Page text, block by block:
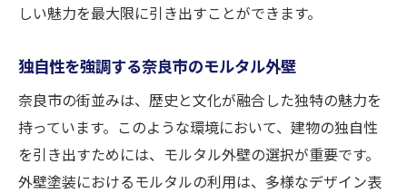
しい魅力を最大限に引き出すことができます。
独自性を強調する奈良市のモルタル外壁
奈良市の街並みは、歴史と文化が融合した独特の魅力を
持っています。このような環境において、建物の独自性
を引き出すためには、モルタル外壁の選択が重要です。
外壁塗装におけるモルタルの利用は、多様なデザイン表